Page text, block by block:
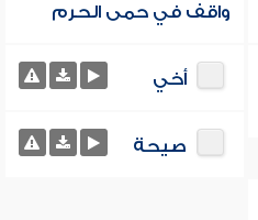
واقف في حمى الحرم
أخي
صيحة